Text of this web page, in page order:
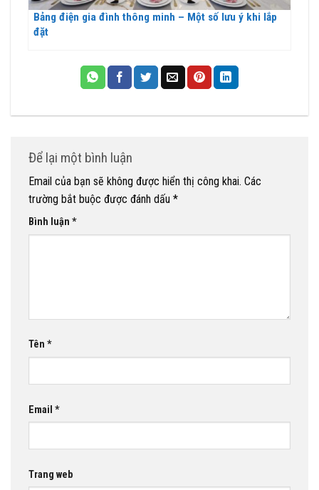
Bảng điện gia đình thông minh – Một số lưu ý khi lắp
đặt
Để lại một bình luận
Email của bạn sẽ không được hiển thị công khai. Các
trường bắt buộc được đánh dấu *
Bình luận *
Tên *
Email *
Trang web